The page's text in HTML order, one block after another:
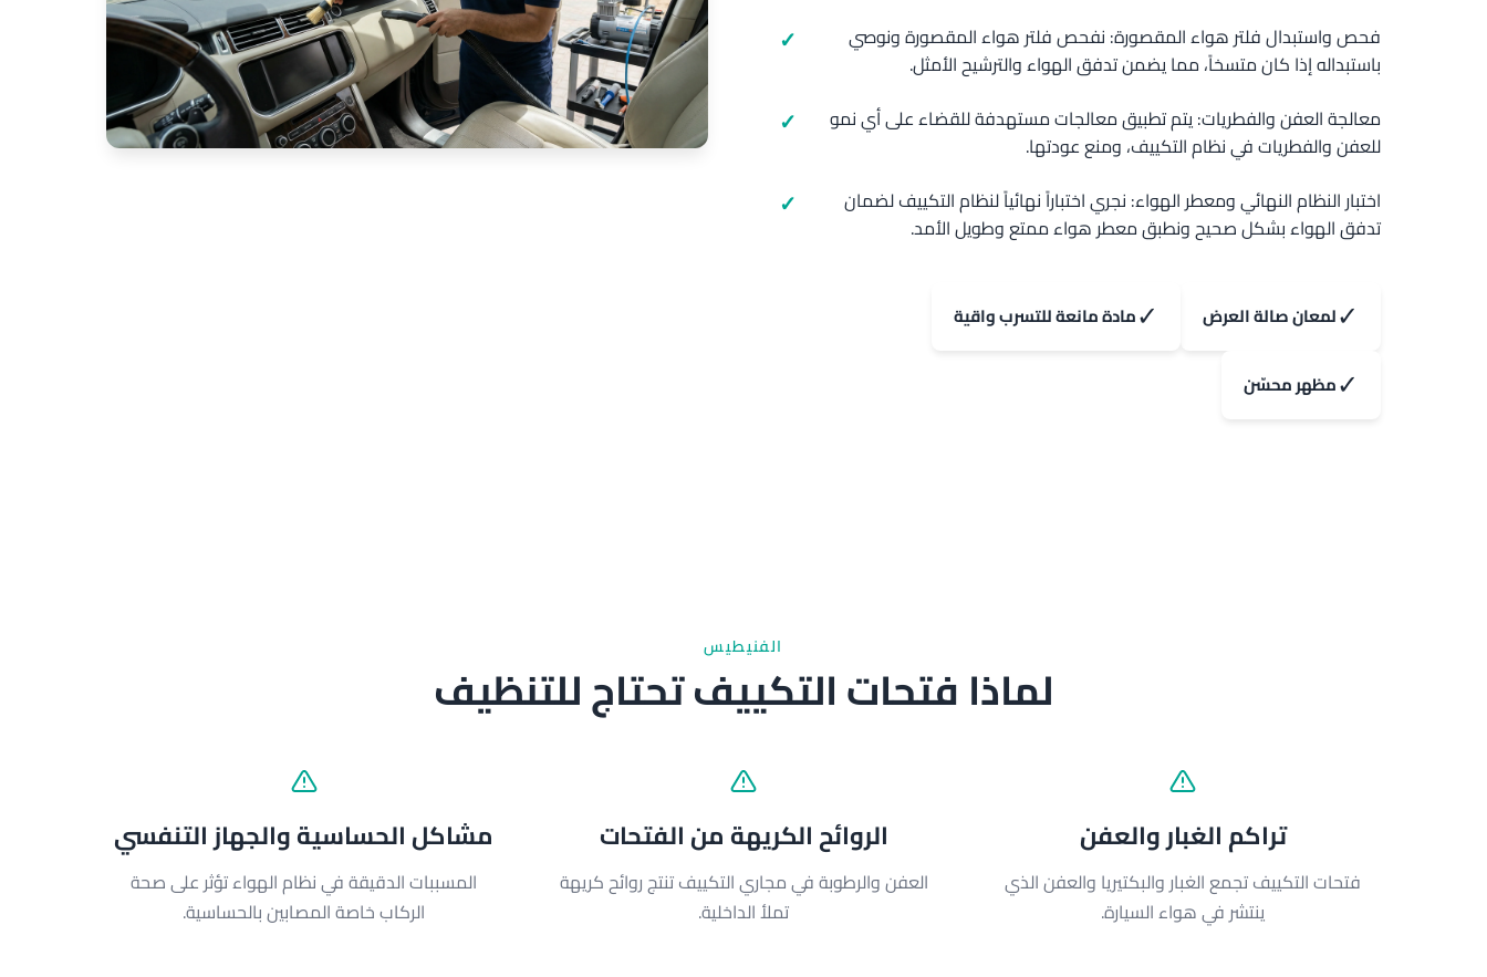
فحص واستبدال فلتر هواء المقصورة: نفحص فلتر هواء المقصورة ونوصي
باستبداله إذا كان متسخاً، مما يضمن تدفق الهواء والترشيح الأمثل.
معالجة العفن والفطريات: يتم تطبيق معالجات مستهدفة للقضاء على أي نمو
للعفن والفطريات في نظام التكييف، ومنع عودتها.
اختبار النظام النهائي ومعطر الهواء: نجري اختباراً نهائياً لنظام التكييف لضمان
تدفق الهواء بشكل صحيح ونطبق معطر هواء ممتع وطويل الأمد.
✓لمعان صالة العرض ✓مادة مانعة للتسرب واقية
✓مظهر محسّن
الفنيطيس
لماذا فتحات التكييف تحتاج للتنظيف
تراكم الغبار والعفن
فتحات التكييف تجمع الغبار والبكتيريا والعفن الذي
ينتشر في هواء السيارة.
الروائح الكريهة من الفتحات
العفن والرطوبة في مجاري التكييف تنتج روائح كريهة
تملأ الداخلية.
مشاكل الحساسية والجهاز التنفسي
المسببات الدقيقة في نظام الهواء تؤثر على صحة
الركاب خاصة المصابين بالحساسية.